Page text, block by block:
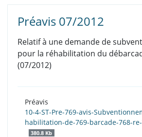
Préavis 07/2012
Relatif à une demande de
pour la réhabilitation du
(07/2012)
Préavis
10-4-ST-Pre-769-avis-
habilitation-de-769-barcade-768-
380.8 Kb